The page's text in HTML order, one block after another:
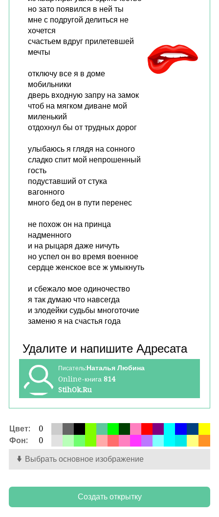
но зато появился в ней ты
мне с подругой делиться не
хочется
счастьем вдруг прилетевшей
мечты
отключу все я в доме
мобильники
дверь входную запру на замок
чтоб на мягком диване мой
миленький
отдохнул бы от трудных дорог
улыбаюсь я глядя на сонного
сладко спит мой непрошенный
гость
подуставший от стука
вагонного
много бед он в пути перенес
не похож он на принца
надменного
и на рыцаря даже ничуть
но успел он во время военное
сердце женское все ж умыкнуть
и сбежало мое одиночество
я так думаю что навсегда
и злодейки судьбы многоточие
заменю я на счастья года
Писатель:Наталья Любина
Online-книга 814
StihOk.Ru
Цвет:
0
Фон:
0
Выбрать основное изображение